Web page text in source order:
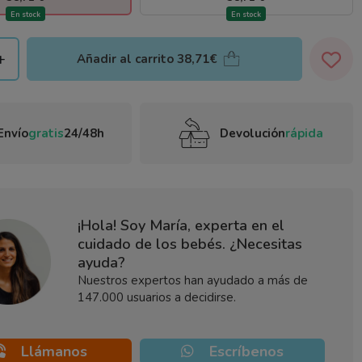
En stock En stock
Añadir al carrito 38,71€
gratis24/48h Devoluciónrápida
¡Hola! Soy María, experta en el
cuidado de los bebés. ¿Necesitas
ayuda?
Nuestros expertos han ayudado a más de
147.000 usuarios a decidirse.
Llámanos Escríbenos